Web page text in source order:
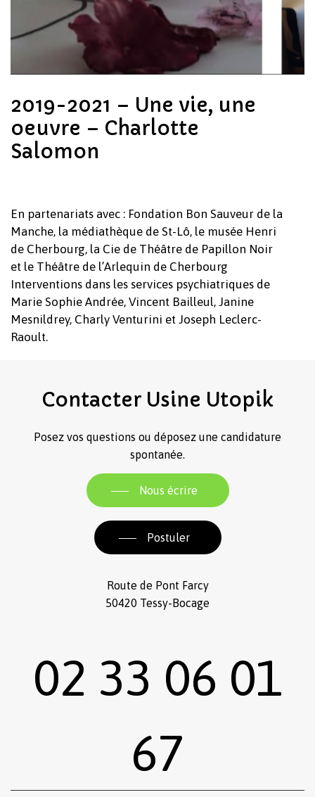
Votre panier est vide.
Revenir à l'Artotek
2019-2021 – Une vie, une
oeuvre – Charlotte
Salomon
En partenariats avec : Fondation Bon Sauveur de la
Manche, la médiathèque de St-Lô, le musée Henri
de Cherbourg, la Cie de Théâtre de Papillon Noir
et le Théâtre de l’Arlequin de Cherbourg
Interventions dans les services psychiatriques de
Marie Sophie Andrée, Vincent Bailleul, Janine
Mesnildrey, Charly Venturini et Joseph Leclerc-
Raoult.
Contacter Usine Utopik
Posez vos questions ou déposez une candidature
spontanée.
Nous écrire
Postuler
Route de Pont Farcy
50420 Tessy-Bocage
02 33 06 01
67